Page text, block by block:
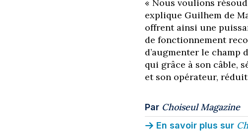
« Nous voulions
explique Guilhem de
offrent ainsi une
de fonctionnement
d’augmenter le champ
qui grâce à son câble,
et son opérateur,
Par Choiseul Magazine
En savoir plus sur